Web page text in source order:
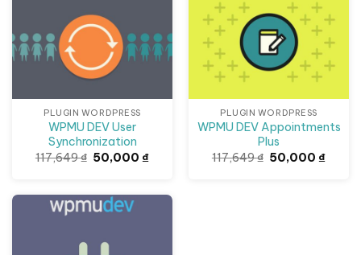
PLUGIN WORDPRESS
WPMU DEV User
Synchronization
117,649₫ Giá
gốc
50,000₫Giá
50,000 ₫.
PLUGIN WORDPRESS
WPMU DEV Appointments
Plus
117,649₫ Giá
gốc
50,000₫Giá
Giảm giá!